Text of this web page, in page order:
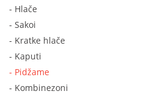
- Hlače
- Sakoi
- Kratke hlače
- Kaputi
- Pidžame
- Kombinezoni